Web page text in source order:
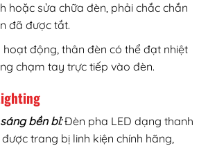
hoặc sửa chữa đèn, phải chắc chắn
đã được tắt.
động, thân đèn có thể đạt nhiệt
chạm tay trực tiếp vào đèn.
bền bỉ:Đèn pha LED dạng thanh
trang bị linh kiện chính hãng,